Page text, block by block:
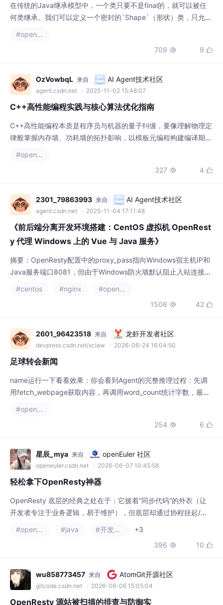
在传统的Java继承模型中，一个类只要不是final的，就可以被任
何类继承。我们可以定义一个密封的`Shape`（形状）类，只允许
继承它。开发者可以放心地添加新的子类，因为编译器会在所有相
关的switch表达式中提醒需要补充新的case分支，从而有效地保
#openresty
709  9 
OzVowbqL 来自 AI Agent技术社区
agent.csdn.net · 2025-11-02 15:48:07
C++高性能编程实践与核心算法优化指南
C++高性能编程本质是程序员与机器的量子纠缠，要像理解物理定
律般掌握内存墙、功耗墙的拓扑影响，以模板元编程构建编译期的
态。- RAII神髓：通过`std::unique_ptr`的move语义实现零拷贝
序列化，内存分配次数减少60%（Redis Server内存模型验证）- -
#openresty
327  4 
2301_79863993 来自 AI Agent技术社区
agent.csdn.net · 2025-11-04 17:11:48
《前后端分离开发环境搭建：CentOS 虚拟机 OpenRest
y 代理 Windows 上的 Vue 与 Java 服务》
摘要：OpenResty配置中的proxy_pass指向Windows宿主机IP和
Java服务端口8081，但由于Windows防火墙默认阻止入站连接，
界面添加入站规则，仅开放8081端口而非完全关闭防火墙，以保
障安全性。还需确保Java服务绑定0.0.0.0而非127.0.0.1。最后可
#centos #nginx
#openresty
1506  42 
2601_96423518 来自 龙虾开发者社区
devpress.csdn.net/xclaw · 2026-06-24 16:04:50
足球转会新闻
name运行一下看看效果：你会看到Agent的完整推理过程：先调
用fetch_webpage获取内容，再调用word_count统计字数，最后
的，每次对话不记得之前说了什么。
#openresty
254  6 
星辰_mya 来自 openEuler 社区
openeuler.csdn.net · 2026-06-07 10:45:58
轻松拿下OpenResty神器
OpenResty 底层的经典之处在于：它披着“同步代码”的外衣（让
开发者专注于业务逻辑，易于维护），但底层却通过协程挂起/恢
能作为独立的高性能 Web 服务器，又能无缝嵌入各类平台作为底
层执行引擎（如 Kong API 网关的底层就是 OpenResty）。
#openresty #java #开发语言
+3
396  10 
wu858773457 来自 AtomGit开源社区
gitcode.csdn.net · 2026-06-06 15:05:04
OpenResty 源站被扫描的排查与防御实